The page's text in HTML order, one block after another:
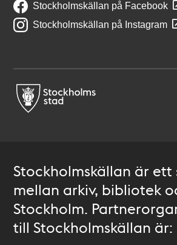
Stockholmskällan på Facebook
Stockholmskällan på Instagram
Stockholmskällan är
mellan arkiv, bibliotek
Stockholm.
till Stockholmskällan är: